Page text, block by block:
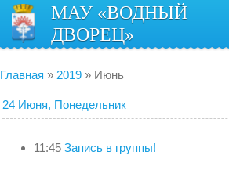
МАУ «ВОДНЫЙ
ДВОРЕЦ»
Главная » 2019 » Июнь
24 Июня, Понедельник
11:45 Запись в группы!